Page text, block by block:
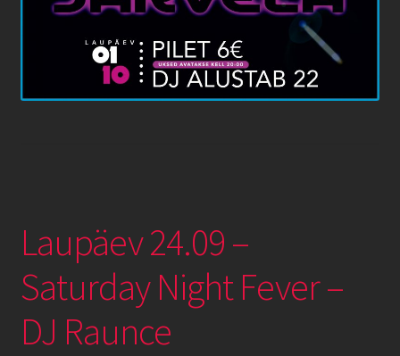
Laupäev 24.09 –
Saturday Night Fever –
DJ Raunce